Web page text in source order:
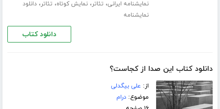
نمایشنامه ایرانی، تئاتر،نمایش کوتاه، تئاتر،دانلود
نمایشنامه
دانلود کتاب
دانلود کتاب این صدا از کجاست؟
از: علی بیگدلی
موضوع:درام